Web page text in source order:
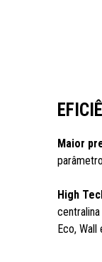
Maior
High
Eco, Wall